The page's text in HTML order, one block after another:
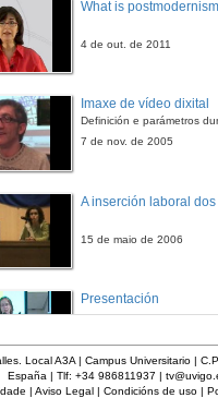
What is
4 de out. de 2011
Imaxe de vídeo dixital
7 de nov. de 2005
15 de maio de 2006
Presentación
Local A3A | Campus Universitario |
España | Tlf: +34 986811937 |
| Aviso Legal| Condicións de uso|